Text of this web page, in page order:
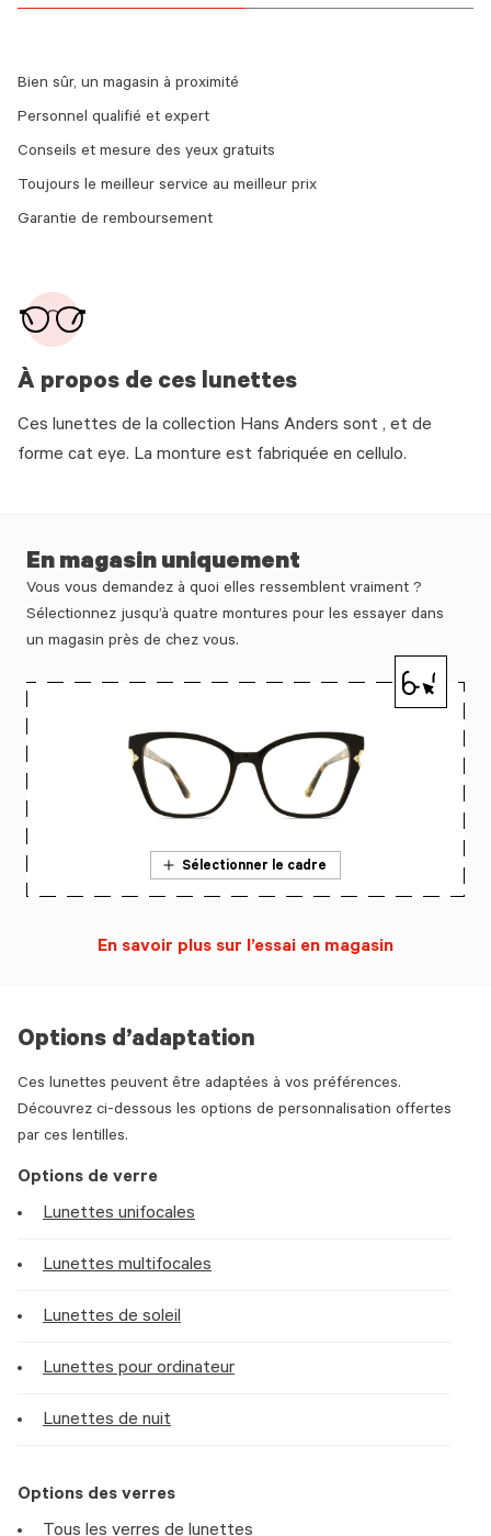
À propos de ces lunettes
Ces lunettes de la collection Hans Anders sont , et de
forme cat eye. La monture est fabriquée en cellulo.
Bien sûr, un magasin à proximité
Personnel qualifié et expert
Conseils et mesure des yeux gratuits
Toujours le meilleur service au meilleur prix
Garantie de remboursement
Options d’adaptation
Ces lunettes peuvent être adaptées à vos préférences.
Découvrez ci-dessous les options de personnalisation offertes
par ces lentilles.
Options de verre
Lunettes unifocales
Lunettes multifocales
Lunettes de soleil
Lunettes pour ordinateur
Lunettes de nuit
Options des verres
Tous les verres de lunettes
En magasin uniquement
Vous vous demandez à quoi elles ressemblent vraiment ?
Sélectionnez jusqu’à quatre montures pour les essayer dans
un magasin près de chez vous.
Sélectionner le cadre
En savoir plus sur l’essai en magasin